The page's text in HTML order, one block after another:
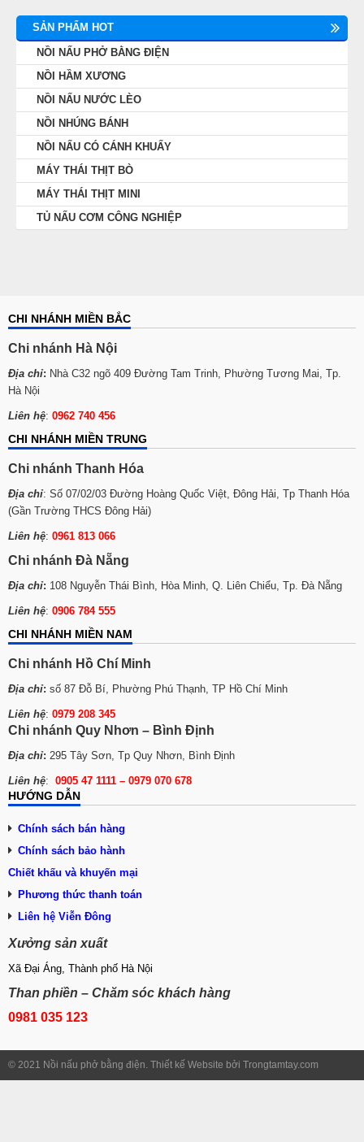
SẢN PHẨM HOT
NỒI NẤU PHỞ BẰNG ĐIỆN
NỒI HẦM XƯƠNG
NỒI NẤU NƯỚC LÈO
NỒI NHÚNG BÁNH
NỒI NẤU CÓ CÁNH KHUẤY
MÁY THÁI THỊT BÒ
MÁY THÁI THỊT MINI
TỦ NẤU CƠM CÔNG NGHIỆP
CHI NHÁNH MIỀN BẮC
Chi nhánh Hà Nội
Địa chỉ: Nhà C32 ngõ 409 Đường Tam Trinh, Phường Tương Mai, Tp.
Hà Nội
Liên hệ: 0962 740 456
CHI NHÁNH MIỀN TRUNG
Chi nhánh Thanh Hóa
Địa chỉ: Số 07/02/03 Đường Hoàng Quốc Việt, Đông Hải, Tp Thanh Hóa
(Gần Trường THCS Đông Hải)
Liên hệ: 0961 813 066
Chi nhánh Đà Nẵng
Địa chỉ: 108 Nguyễn Thái Bình, Hòa Minh, Q. Liên Chiểu, Tp. Đà Nẵng
Liên hệ: 0906 784 555
CHI NHÁNH MIỀN NAM
Chi nhánh Hồ Chí Minh
Địa chỉ: số 87 Đỗ Bí, Phường Phú Thạnh, TP Hồ Chí Minh
Liên hệ: 0979 208 345
Chi nhánh Quy Nhơn – Bình Định
Địa chỉ: 295 Tây Sơn, Tp Quy Nhơn, Bình Định
Liên hệ: 0905 47 1111 – 0979 070 678
HƯỚNG DẪN
Chính sách bán hàng
Chính sách bảo hành
Chiết khấu và khuyến mại
Phương thức thanh toán
Liên hệ Viễn Đông
Xưởng sản xuất
Xã Đại Áng, Thành phố Hà Nội
Than phiền – Chăm sóc khách hàng
0981 035 123
© 2021 Nồi nấu phở bằng điện. Thiết kế Website bởi Trongtamtay.com